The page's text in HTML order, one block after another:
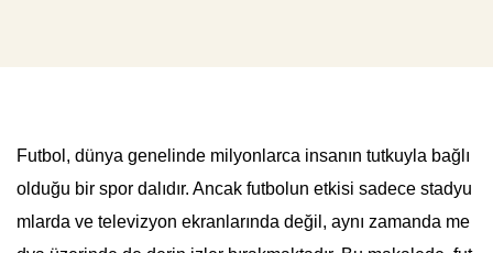
Futbol, dünya genelinde milyonlarca insanın tutkuyla bağlı
olduğu bir spor dalıdır. Ancak futbolun etkisi sadece stadyu
mlarda ve televizyon ekranlarında değil, aynı zamanda me